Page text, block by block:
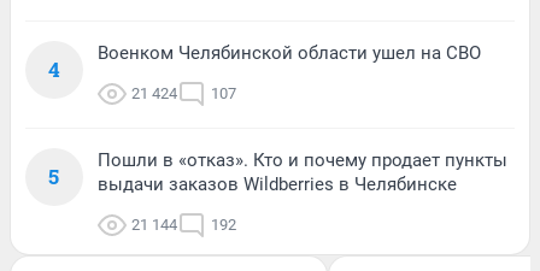
4
Военком Челябинской области ушел на СВО
21 424 107
5
Пошли в «отказ». Кто и почему продает пункты
выдачи заказов Wildberries в Челябинске
21 144 192